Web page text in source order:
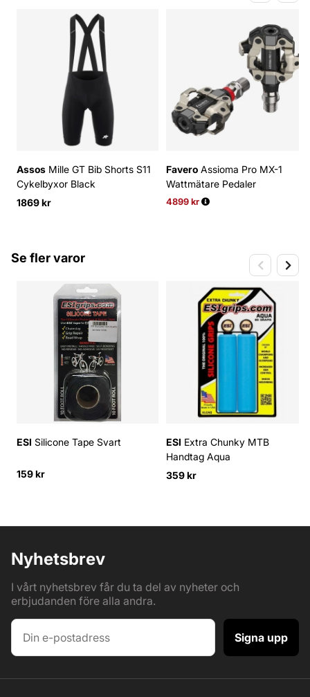
Assos Mille GT Bib Shorts S11
Cykelbyxor Black
1869 kr
Favero Assioma Pro MX-1
Wattmätare Pedaler
4899 kr
Ordinarie pris:
Se fler varor
ESI Silicone Tape Svart
159 kr
ESI Extra Chunky MTB
Handtag Aqua
359 kr
Nyhetsbrev
I vårt nyhetsbrev får du ta del av nyheter och
erbjudanden före alla andra.
Signa upp